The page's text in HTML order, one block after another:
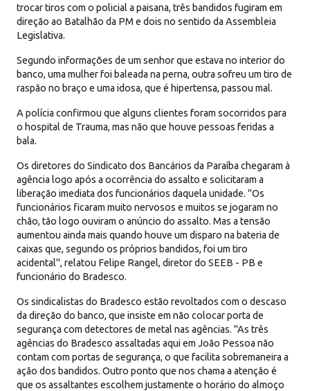
trocar tiros com o policial a paisana, três bandidos fugiram em
direção ao Batalhão da PM e dois no sentido da Assembleia
Legislativa.
Segundo informações de um senhor que estava no interior do
banco, uma mulher foi baleada na perna, outra sofreu um tiro de
raspão no braço e uma idosa, que é hipertensa, passou mal.
A polícia confirmou que alguns clientes foram socorridos para
o hospital de Trauma, mas não que houve pessoas feridas a
bala.
Os diretores do Sindicato dos Bancários da Paraíba chegaram à
agência logo após a ocorrência do assalto e solicitaram a
liberação imediata dos funcionários daquela unidade. "Os
funcionários ficaram muito nervosos e muitos se jogaram no
chão, tão logo ouviram o anúncio do assalto. Mas a tensão
aumentou ainda mais quando houve um disparo na bateria de
caixas que, segundo os próprios bandidos, foi um tiro
acidental", relatou Felipe Rangel, diretor do SEEB - PB e
funcionário do Bradesco.
Os sindicalistas do Bradesco estão revoltados com o descaso
da direção do banco, que insiste em não colocar porta de
segurança com detectores de metal nas agências. "As três
agências do Bradesco assaltadas aqui em João Pessoa não
contam com portas de segurança, o que facilita sobremaneira a
ação dos bandidos. Outro ponto que nos chama a atenção é
que os assaltantes escolhem justamente o horário do almoço